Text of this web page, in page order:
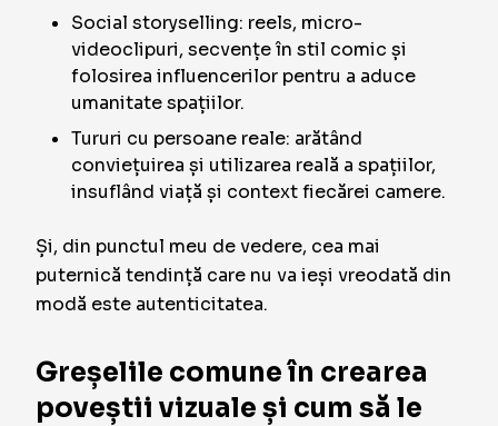
Social storyselling: reels, micro-
videoclipuri, secvențe în stil comic și
folosirea influencerilor pentru a aduce
umanitate spațiilor.
Tururi cu persoane reale: arătând
conviețuirea și utilizarea reală a spațiilor,
insuflând viață și context fiecărei camere.
Și, din punctul meu de vedere, cea mai
puternică tendință care nu va ieși vreodată din
modă este autenticitatea.
Greșelile comune în crearea
poveștii vizuale și cum să le